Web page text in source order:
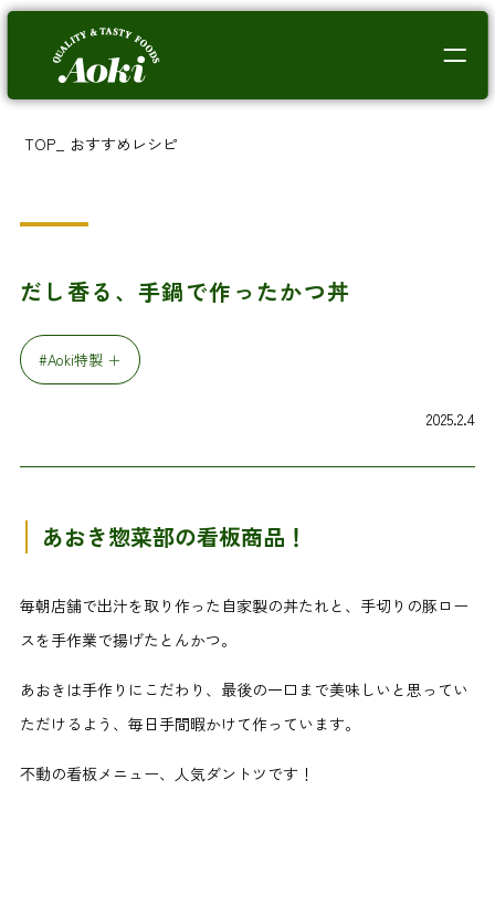
TOP おすすめレシピ
だし香る、手鍋で作ったかつ丼
#Aoki特製 ＋
2025.2.4
あおき惣菜部の看板商品！
毎朝店舗で出汁を取り作った自家製の丼たれと、手切りの豚ロー
スを手作業で揚げたとんかつ。
あおきは手作りにこだわり、最後の一口まで美味しいと思ってい
ただけるよう、毎日手間暇かけて作っています。
不動の看板メニュー、人気ダントツです！